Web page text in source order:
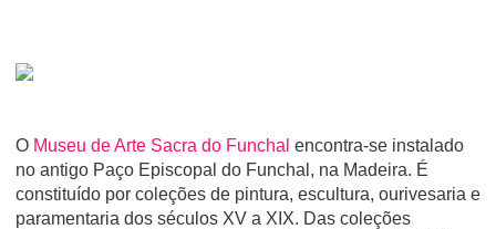
O Museu de Arte Sacra do Funchal encontra-se instalado
no antigo Paço Episcopal do Funchal, na Madeira. É
constituí­do por coleções de pintura, escultura, ourivesaria e
paramentaria dos séculos XV a XIX. Das coleções